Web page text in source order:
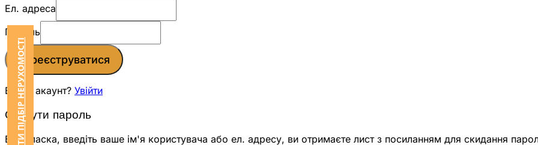
ЗАМОВИТИ ПІДБІР НЕРУХОМОСТІ
Ел. адреса
Пароль
Зареєструватися
Вже є акаунт? Увійти
Скинути пароль
Будь ласка, введіть ваше ім'я користувача або ел. адресу, ви отримаєте лист з посиланням для скидання